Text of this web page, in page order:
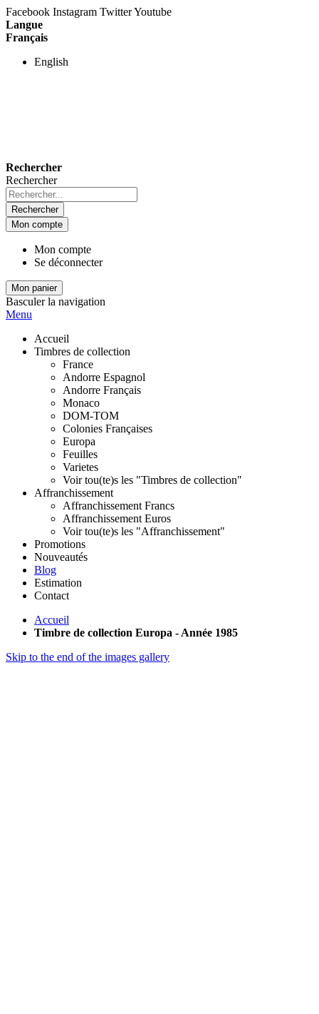
Facebook Instagram TwitterYoutube
Langue
Français
English
Rechercher
Rechercher
Rechercher
Mon compte
Mon compte
Se déconnecter
Mon panier
Basculer la navigation
Menu
Accueil
Timbres de collection
France
Andorre Espagnol
Andorre Français
Monaco
DOM-TOM
Colonies Françaises
Europa
Feuilles
Varietes
Voir tou(te)s les "Timbres de collection"
Affranchissement
Affranchissement Francs
Affranchissement Euros
Voir tou(te)s les "Affranchissement"
Promotions
Nouveautés
Blog
Estimation
Contact
Accueil
Timbre de collection Europa - Année 1985
Skip to the end of the images gallery